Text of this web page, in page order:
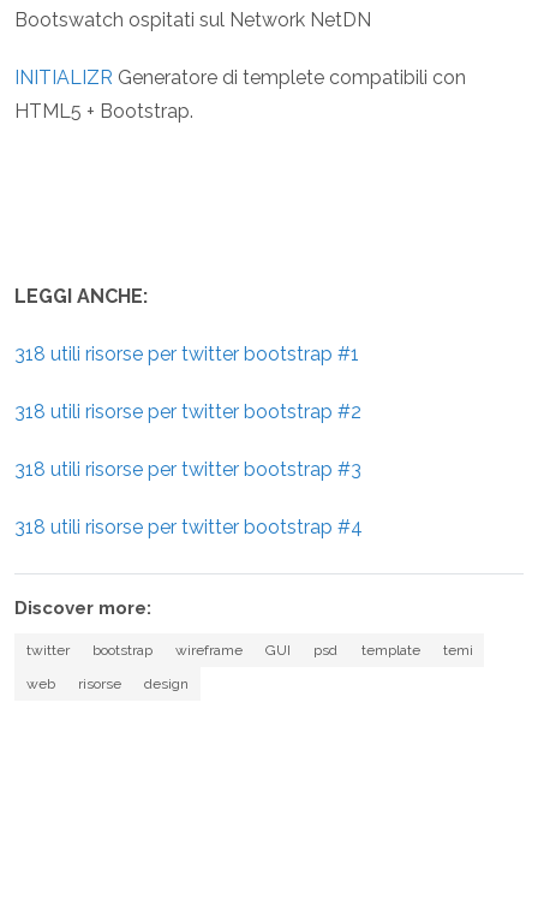
Bootswatch ospitati sul Network NetDN
INITIALIZR Generatore di templete compatibili con
HTML5 + Bootstrap.
LEGGI ANCHE:
318 utili risorse per twitter bootstrap #1
318 utili risorse per twitter bootstrap #2
318 utili risorse per twitter bootstrap #3
318 utili risorse per twitter bootstrap #4
Discover more:
twitter bootstrap wireframe GUI psd template
temi
web
risorse design